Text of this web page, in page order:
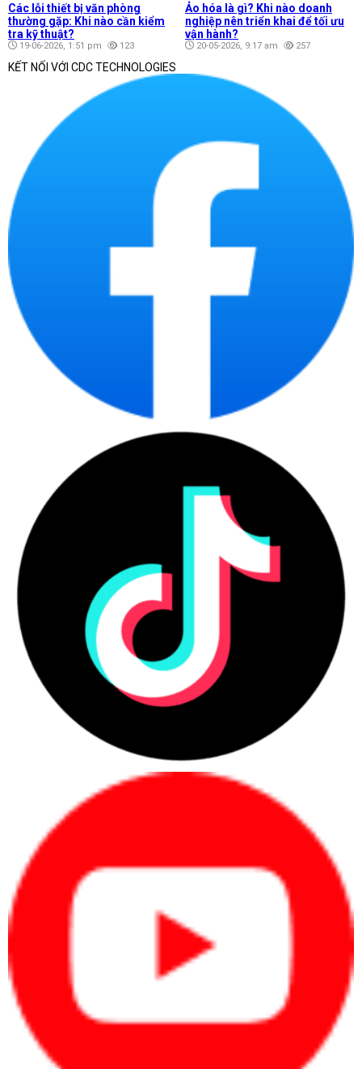
Các lỗi thiết bị văn phòng
thường gặp: Khi nào cần kiểm
tra kỹ thuật?
19-06-2026, 1:51 pm 123
Ảo hóa là gì? Khi nào doanh
nghiệp nên triển khai để tối ưu
vận hành?
20-05-2026, 9:17 am 257
KẾT NỐI VỚI CDC TECHNOLOGIES